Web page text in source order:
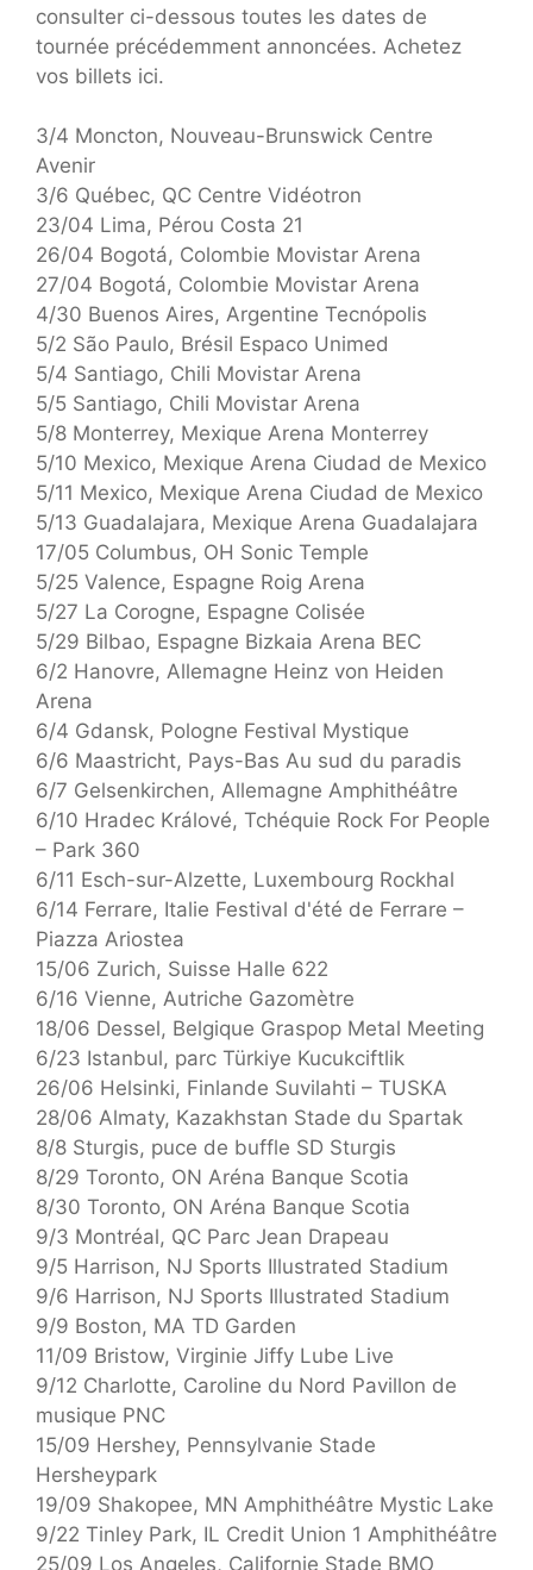
consulter ci-dessous toutes les dates de
tournée précédemment annoncées. Achetez
vos billets ici.
3/4 Moncton, Nouveau-Brunswick Centre
Avenir
3/6 Québec, QC Centre Vidéotron
23/04 Lima, Pérou Costa 21
26/04 Bogotá, Colombie Movistar Arena
27/04 Bogotá, Colombie Movistar Arena
4/30 Buenos Aires, Argentine Tecnópolis
5/2 São Paulo, Brésil Espaco Unimed
5/4 Santiago, Chili Movistar Arena
5/5 Santiago, Chili Movistar Arena
5/8 Monterrey, Mexique Arena Monterrey
5/10 Mexico, Mexique Arena Ciudad de Mexico
5/11 Mexico, Mexique Arena Ciudad de Mexico
5/13 Guadalajara, Mexique Arena Guadalajara
17/05 Columbus, OH Sonic Temple
5/25 Valence, Espagne Roig Arena
5/27 La Corogne, Espagne Colisée
5/29 Bilbao, Espagne Bizkaia Arena BEC
6/2 Hanovre, Allemagne Heinz von Heiden
Arena
6/4 Gdansk, Pologne Festival Mystique
6/6 Maastricht, Pays-Bas Au sud du paradis
6/7 Gelsenkirchen, Allemagne Amphithéâtre
6/10 Hradec Králové, Tchéquie Rock For People
– Park 360
6/11 Esch-sur-Alzette, Luxembourg Rockhal
6/14 Ferrare, Italie Festival d'été de Ferrare –
Piazza Ariostea
15/06 Zurich, Suisse Halle 622
6/16 Vienne, Autriche Gazomètre
18/06 Dessel, Belgique Graspop Metal Meeting
6/23 Istanbul, parc Türkiye Kucukciftlik
26/06 Helsinki, Finlande Suvilahti – TUSKA
28/06 Almaty, Kazakhstan Stade du Spartak
8/8 Sturgis, puce de buffle SD Sturgis
8/29 Toronto, ON Aréna Banque Scotia
8/30 Toronto, ON Aréna Banque Scotia
9/3 Montréal, QC Parc Jean Drapeau
9/5 Harrison, NJ Sports Illustrated Stadium
9/6 Harrison, NJ Sports Illustrated Stadium
9/9 Boston, MA TD Garden
11/09 Bristow, Virginie Jiffy Lube Live
9/12 Charlotte, Caroline du Nord Pavillon de
musique PNC
15/09 Hershey, Pennsylvanie Stade
Hersheypark
19/09 Shakopee, MN Amphithéâtre Mystic Lake
9/22 Tinley Park, IL Credit Union 1 Amphithéâtre
25/09 Los Angeles, Californie Stade BMO